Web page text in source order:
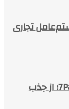
تجاری
خدمات شبکه‌های اجتماعی 7Panel؛ از جذب